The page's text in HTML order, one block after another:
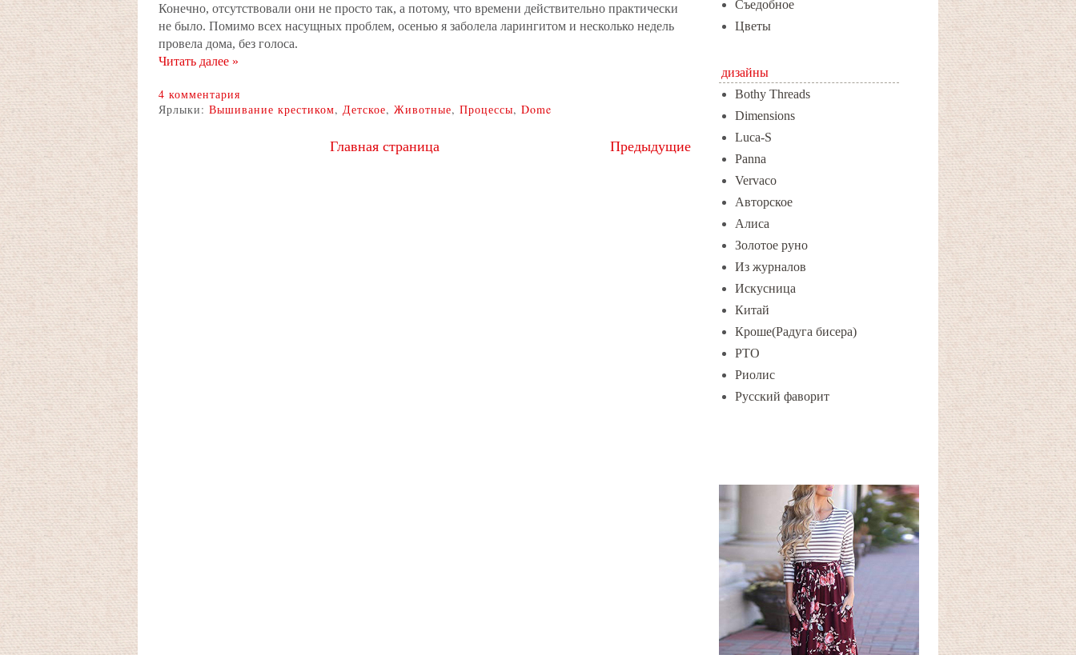
Конечно, отсутствовали они не просто так, а потому, что времени действительно практически
не было. Помимо всех насущных проблем, осенью я заболела ларингитом и несколько недель
провела дома, без голоса.
Читать далее »
4 комментария
Ярлыки: Вышивание крестиком, Детское, Животные, Процессы, Dome
Предыдущие
Главная страница
Съедобное
Цветы
дизайны
Bothy Threads
Dimensions
Luca-S
Panna
Vervaco
Авторское
Алиса
Золотое руно
Из журналов
Искусница
Китай
Кроше(Радуга бисера)
РТО
Риолис
Русский фаворит